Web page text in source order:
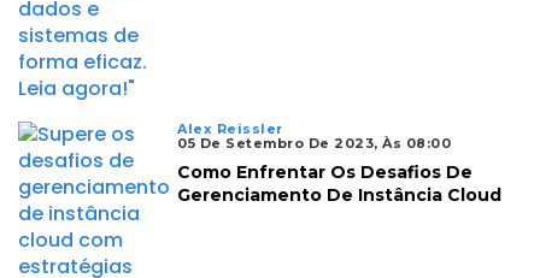
Alex Reissler
05 De Setembro De 2023, Às 08:00
Como Enfrentar Os Desafios De
Gerenciamento De Instância Cloud